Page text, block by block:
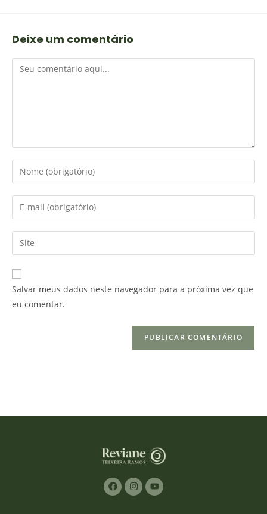
Deixe um comentário
Salvar meus dados neste navegador para a próxima vez que
eu comentar.